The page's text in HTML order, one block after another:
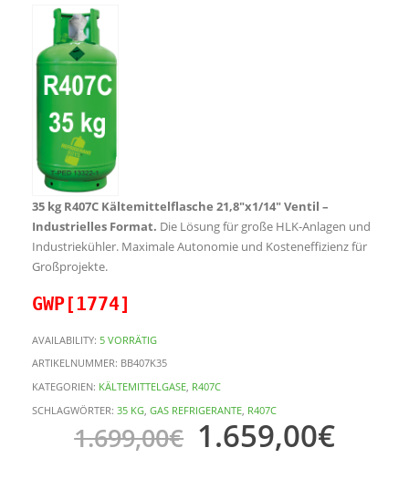
35 kg R407C Kältemittelflasche 21,8″x1/14″ Ventil –
Industrielles Format. Die Lösung für große HLK-Anlagen und
Industriekühler. Maximale Autonomie und Kosteneffizienz für
Großprojekte.
GWP[1774]
AVAILABILITY: 5 VORRÄTIG
ARTIKELNUMMER: BB407K35
KATEGORIEN: KÄLTEMITTELGASE R407C
SCHLAGWÖRTER: 35 KG GAS REFRIGERANTE R407C
1.699,00€ 1.659,00€